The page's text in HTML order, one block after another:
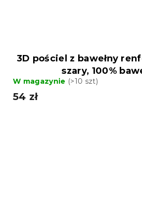
3D pościel z bawełny
szary, 100%
W magazynie (>10 szt)
54 zł